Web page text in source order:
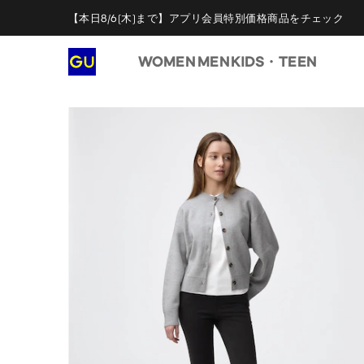
【本日8/6(木)まで】アプリ会員特別価格商品をチェック
WOMEN MENKIDS・TEEN